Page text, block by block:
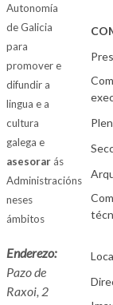
Autonomía
de Galicia
para
promover e
difundir a
lingua e a
cultura
galega e
asesorarás
Administracións
neses
ámbitos
Enderezo:
Pazo de
Raxoi, 2